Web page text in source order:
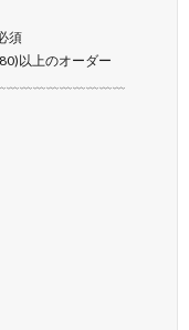
須
以上のオーダー